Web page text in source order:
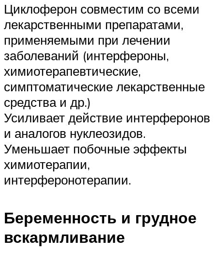
Циклоферон совместим со всеми
лекарственными препаратами,
применяемыми при лечении
заболеваний (интерфероны,
химиотерапевтические,
симптоматические лекарственные
средства и др.)
Усиливает действие интерферонов
и аналогов нуклеозидов.
Уменьшает побочные эффекты
химиотерапии,
интерферонотерапии.
Беременность и грудное
вскармливание